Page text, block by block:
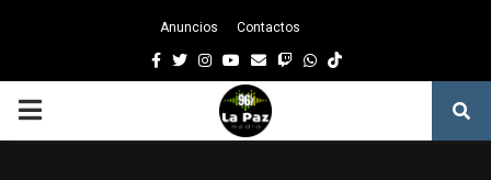
Anuncios Contactos
Facebook
TwitterInstagram
Youtube
EmailTwitchWhatsapp
PRIMARY